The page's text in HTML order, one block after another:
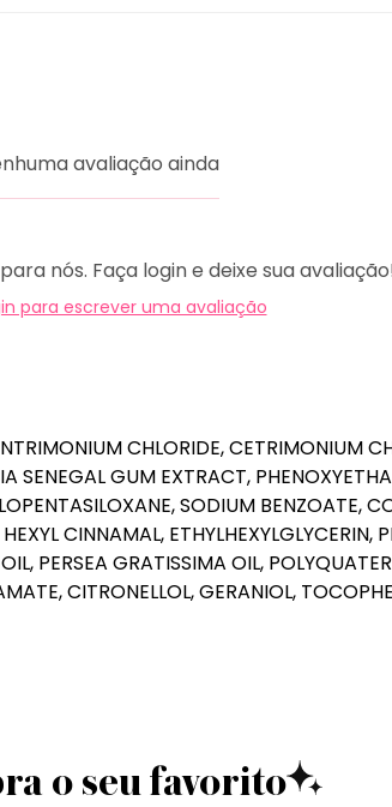
avaliação ainda
nós. Faça login e deixe sua
para escrever uma avaliação
CHLORIDE, CETRIMONIUM
SENEGAL GUM EXTRACT,
SODIUM BENZOATE,
CINNAMAL, ETHYLHEXYLGLYCERIN,
PERSEA GRATISSIMA OIL,
CITRONELLOL, GERANIOL,
o seu favorito